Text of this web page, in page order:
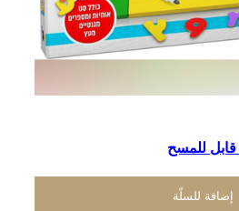
للمسح
إضافة للسلّة